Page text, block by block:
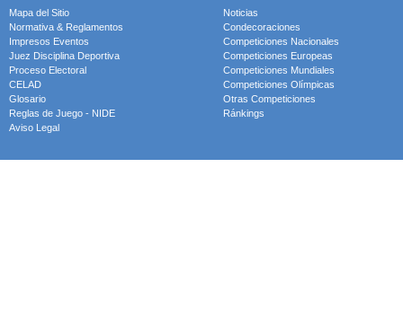
Mapa del Sitio
Normativa & Reglamentos
Impresos Eventos
Juez Disciplina Deportiva
Proceso Electoral
CELAD
Glosario
Reglas de Juego - NIDE
Aviso Legal
Noticias
Condecoraciones
Competiciones Nacionales
Competiciones Europeas
Competiciones Mundiales
Competiciones Olímpicas
Otras Competiciones
Ránkings